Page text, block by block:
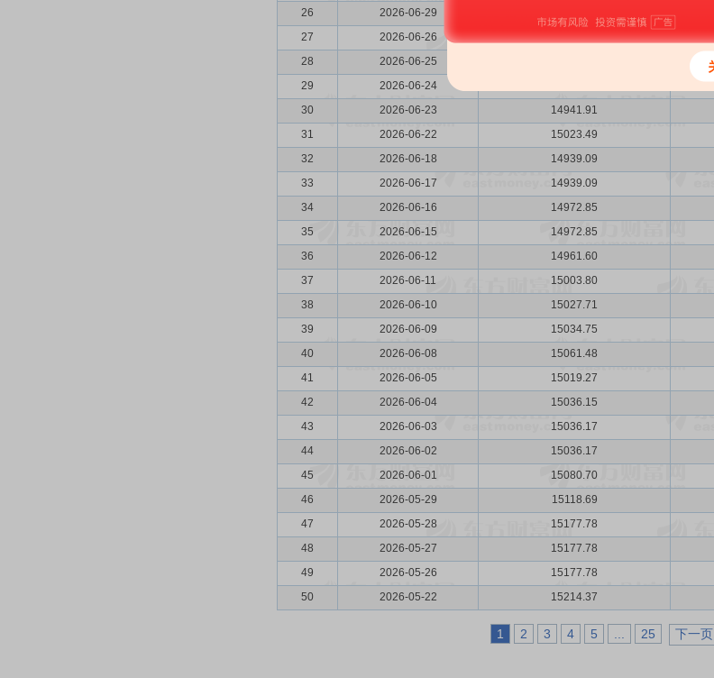
26
2026-06-29
27
2026-06-26 14947.54
28
2026-06-25
29
2026-06-24
30
2026-06-23 14941.91
31
2026-06-22 15023.49
32
2026-06-18 14939.09
33
2026-06-17 14939.09
34
2026-06-16 14972.85
35
2026-06-15 14972.85
36
2026-06-12 14961.60
37
2026-06-11 15003.80
38
2026-06-10 15027.71
39
2026-06-09 15034.75
40
2026-06-08 15061.48
41
2026-06-05 15019.27
42
2026-06-04 15036.15
43
2026-06-03 15036.17
44
2026-06-02 15036.17
45
2026-06-01 15080.70
46
2026-05-29 15118.69
47
2026-05-28 15177.78
48
2026-05-27 15177.78
49
2026-05-26 15177.78
50
2026-05-22 15214.37
1 2 3 4 5 25 下一页